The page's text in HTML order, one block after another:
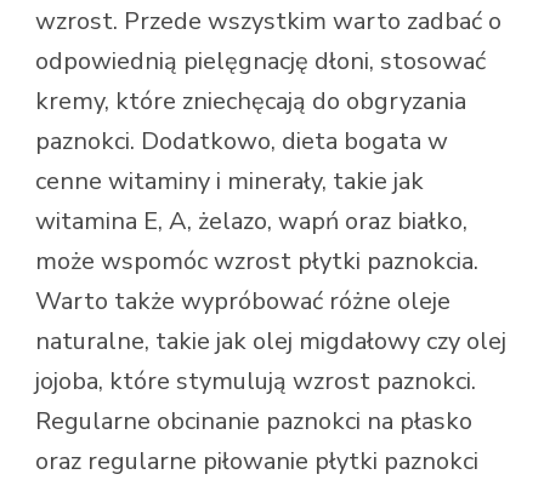
wzrost. Przede wszystkim warto zadbać o
odpowiednią pielęgnację dłoni, stosować
kremy, które zniechęcają do obgryzania
paznokci. Dodatkowo, dieta bogata w
cenne witaminy i minerały, takie jak
witamina E, A, żelazo, wapń oraz białko,
może wspomóc wzrost płytki paznokcia.
Warto także wypróbować różne oleje
naturalne, takie jak olej migdałowy czy olej
jojoba, które stymulują wzrost paznokci.
Regularne obcinanie paznokci na płasko
oraz regularne piłowanie płytki paznokci